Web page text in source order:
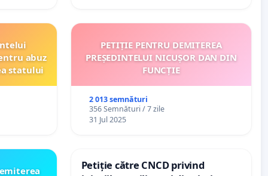
abuz
statului
PETIȚIE PENTRU DEMITEREA
PREȘEDINTELUI NICUȘOR DAN DIN
FUNCȚIE
2 013 semnături
356 Semnături / 7 zile
31 Jul 2025
Petiție către CNCD privind